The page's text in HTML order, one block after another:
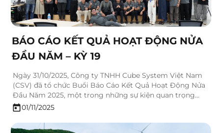
BÁO CÁO KẾT QUẢ HOẠT ĐỘNG NỬA
ĐẦU NĂM – KỲ 19
Ngày 31/10/2025, Công ty TNHH Cube System Việt Nam
(CSV) đã tổ chức Buổi Báo Cáo Kết Quả Hoạt Động Nửa
Đầu Năm 2025, một trong những sự kiện quan trọng
nhằm nhìn lại chặng đường sáu tháng vừa qua, ghi nhận
những nỗ lực bền bỉ của các bộ phận và định hướng
chiến…
01/11/2025